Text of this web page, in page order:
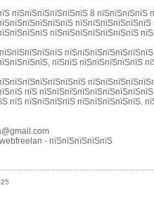
пїЅпїЅпїЅпїЅпїЅпїЅ 8
пїЅпїЅпїЅпїЅпїЅпїЅпїЅ
пїЅпїЅ пїЅпїЅпїЅпїЅпїЅ
пїЅ
пїЅ пїЅпїЅпїЅпїЅ пїЅпїЅпїЅпїЅпїЅ.
- пїЅпїЅпїЅпїЅпїЅ